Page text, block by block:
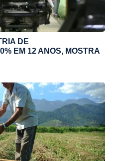
DE
EM 12 ANOS, MOSTRA